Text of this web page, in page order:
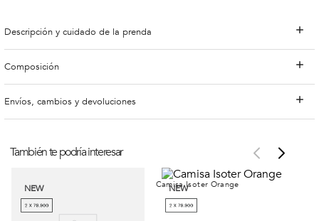
Descripción y cuidado de la prenda
Composición
Envíos, cambios y devoluciones
También te podría interesar
NEW NEW